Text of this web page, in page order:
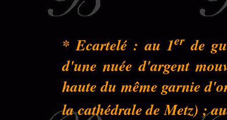
* Ecartelé : au 1erde
d'une nuée d'argent
haute du même garnie
la cathédrale de Metz) ;